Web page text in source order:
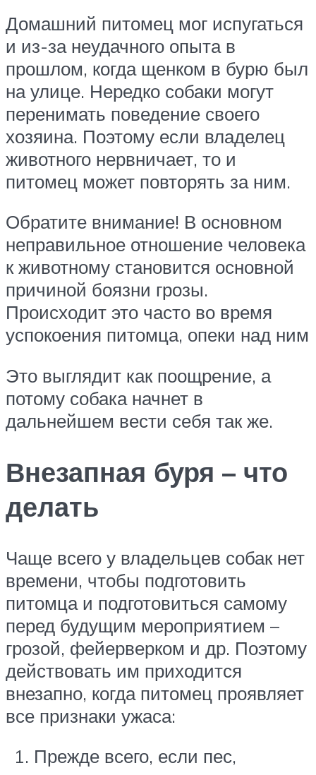
Домашний питомец мог испугаться
и из-за неудачного опыта в
прошлом, когда щенком в бурю был
на улице. Нередко собаки могут
перенимать поведение своего
хозяина. Поэтому если владелец
животного нервничает, то и
питомец может повторять за ним.
Обратите внимание! В основном
неправильное отношение человека
к животному становится основной
причиной боязни грозы.
Происходит это часто во время
успокоения питомца, опеки над ним
Это выглядит как поощрение, а
потому собака начнет в
дальнейшем вести себя так же.
Внезапная буря – что
делать
Чаще всего у владельцев собак нет
времени, чтобы подготовить
питомца и подготовиться самому
перед будущим мероприятием –
грозой, фейерверком и др. Поэтому
действовать им приходится
внезапно, когда питомец проявляет
все признаки ужаса:
Прежде всего, если пес,